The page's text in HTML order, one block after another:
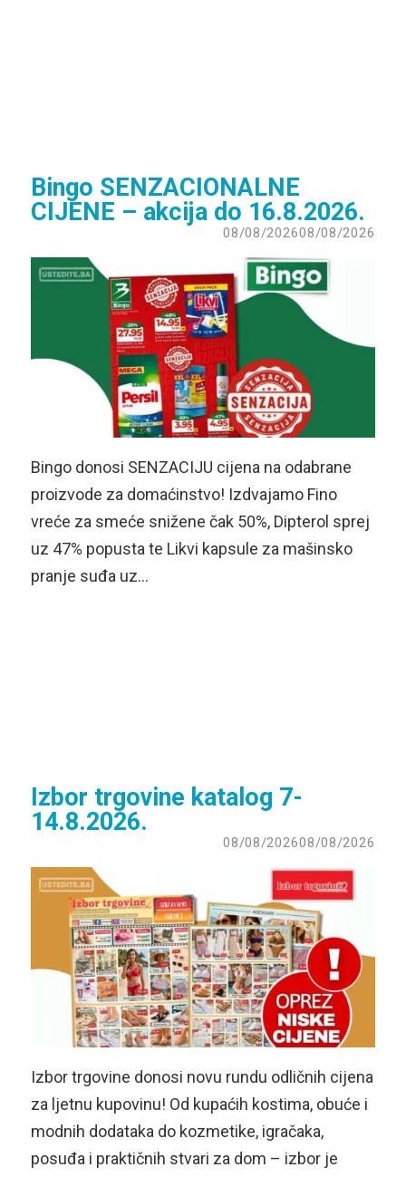
Bingo SENZACIONALNE
CIJENE – akcija do 16.8.2026.
08/08/202608/08/2026
Bingo donosi SENZACIJU cijena na odabrane
proizvode za domaćinstvo! Izdvajamo Fino
vreće za smeće snižene čak 50%, Dipterol sprej
uz 47% popusta te Likvi kapsule za mašinsko
pranje suđa uz…
Izbor trgovine katalog 7-
14.8.2026.
08/08/202608/08/2026
Izbor trgovine donosi novu rundu odličnih cijena
za ljetnu kupovinu! Od kupaćih kostima, obuće i
modnih dodataka do kozmetike, igračaka,
posuđa i praktičnih stvari za dom – izbor je